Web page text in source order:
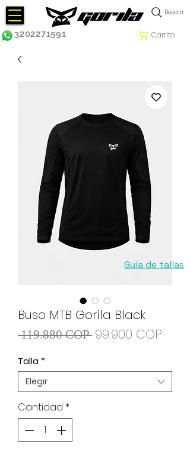
Carrito
3202271591
Buscar
Buso MTB Gorila Black
119.880 COP Precio
99.900 COP
Talla *
Elegir
Cantidad *
Guía de tallas